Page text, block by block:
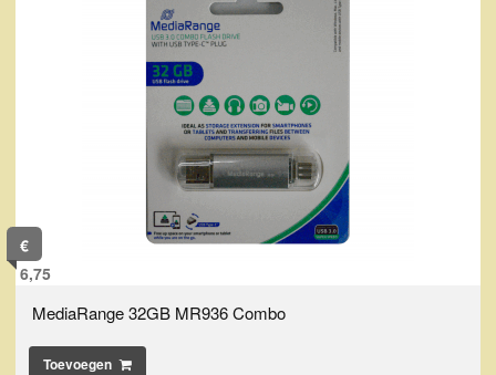
€
6,75
MediaRange 32GB MR936 Combo
Toevoegen